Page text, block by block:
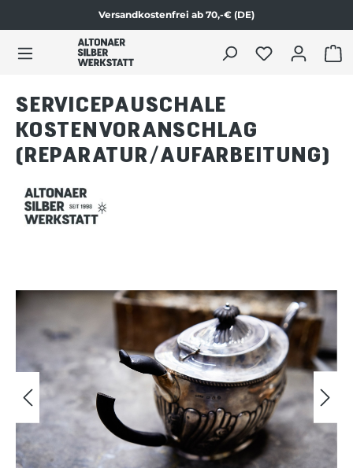
Zum Produktinhalt springen
Versandkostenfrei ab 70,-€ (DE)
SERVICEPAUSCHALE
KOSTENVORANSCHLAG
(REPARATUR/AUFARBEITUNG)